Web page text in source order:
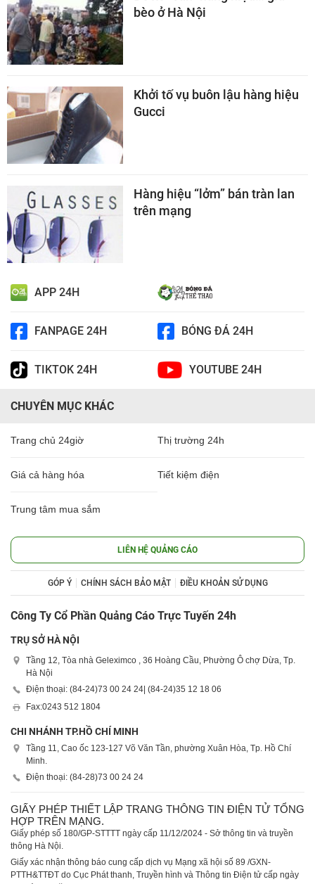
bèo ở Hà Nội
Khởi tố vụ buôn lậu hàng hiệu
Gucci
Hàng hiệu “lởm” bán tràn lan
trên mạng
APP 24H
FANPAGE 24H BÓNG ĐÁ 24H
TIKTOK 24H YOUTUBE 24H
CHUYÊN MỤC KHÁC
Trang chủ 24giờ Thị trường 24h
Giá cả hàng hóa Tiết kiệm điện
Trung tâm mua sắm
LIÊN HỆ QUẢNG CÁO
GÓP Ý CHÍNH SÁCH BẢO MẬT ĐIỀU KHOẢN SỬ DỤNG
Công Ty Cổ Phần Quảng Cáo Trực Tuyến 24h
TRỤ SỞ HÀ NỘI
Tầng 12, Tòa nhà Geleximco , 36 Hoàng Cầu, Phường Ô chợ Dừa, Tp.
Hà Nội
Điện thoại: (84-24)73 00 24 24 | (84-24)35 12 18 06
Fax:0243 512 1804
CHI NHÁNH TP.HỒ CHÍ MINH
Tầng 11, Cao ốc 123-127 Võ Văn Tần, phường Xuân Hòa, Tp. Hồ Chí
Minh.
Điện thoại: (84-28)73 00 24 24
GIẤY PHÉP THIẾT LẬP TRANG THÔNG TIN ĐIỆN TỬ TỔNG
HỢP TRÊN MẠNG.
Giấy phép số 180/GP-STTTT ngày cấp 11/12/2024 - Sở thông tin và truyền
thông Hà Nội.
Giấy xác nhận thông báo cung cấp dịch vụ Mạng xã hội số 89 /GXN-
PTTH&TTĐT do Cục Phát thanh, Truyền hình và Thông tin Điện tử cấp ngày